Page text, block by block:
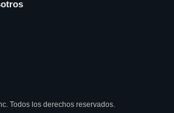
Todos los derechos reservados.